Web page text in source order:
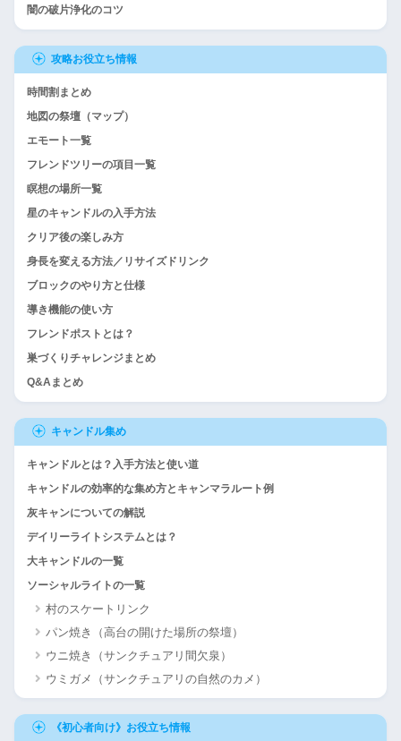
闇の破片浄化のコツ
攻略お役立ち情報
時間割まとめ
地図の祭壇（マップ）
エモート一覧
フレンドツリーの項目一覧
瞑想の場所一覧
星のキャンドルの入手方法
クリア後の楽しみ方
身長を変える方法／リサイズドリンク
ブロックのやり方と仕様
導き機能の使い方
フレンドポストとは？
巣づくりチャレンジまとめ
Q&Aまとめ
キャンドル集め
キャンドルとは？入手方法と使い道
キャンドルの効率的な集め方とキャンマラルート例
灰キャンについての解説
デイリーライトシステムとは？
大キャンドルの一覧
ソーシャルライトの一覧
村のスケートリンク
パン焼き（高台の開けた場所の祭壇）
ウニ焼き（サンクチュアリ間欠泉）
ウミガメ（サンクチュアリの自然のカメ）
《初心者向け》お役立ち情報